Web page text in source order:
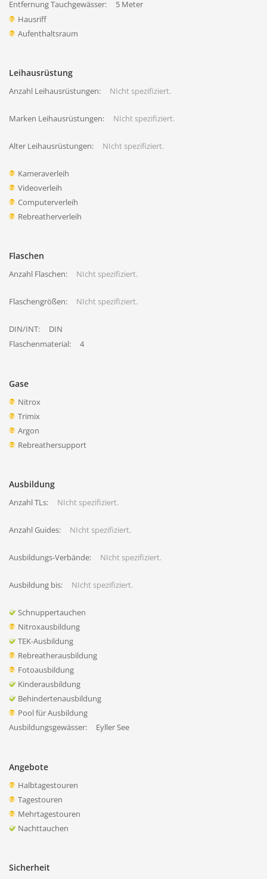
Entfernung Tauchgewässer:
5 Meter
Hausriff
Aufenthaltsraum
Leihausrüstung
Anzahl Leihausrüstungen: NIcht spezifiziert.
Marken Leihausrüstungen: NIcht spezifiziert.
Alter Leihausrüstungen: NIcht spezifiziert.
Kameraverleih
Videoverleih
Computerverleih
Rebreatherverleih
Flaschen
Anzahl Flaschen: NIcht spezifiziert.
Flaschengrößen: NIcht spezifiziert.
DIN/INT:
DIN
Flaschenmaterial:
4
Gase
Nitrox
Trimix
Argon
Rebreathersupport
Ausbildung
Anzahl TLs: NIcht spezifiziert.
Anzahl Guides: NIcht spezifiziert.
Ausbildungs-Verbände: NIcht spezifiziert.
Ausbildung bis: NIcht spezifiziert.
Schnuppertauchen
Nitroxausbildung
TEK-Ausbildung
Rebreatherausbildung
Fotoausbildung
Kinderausbildung
Behindertenausbildung
Pool für Ausbildung
Ausbildungsgewässer:
Eyller See
Angebote
Halbtagestouren
Tagestouren
Mehrtagestouren
Nachttauchen
Sicherheit